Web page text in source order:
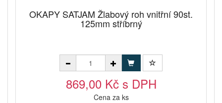
OKAPY SATJAM Žlabový roh vnitřní 90st.
125mm stříbrný
869,00 Kč s DPH
Cena za ks